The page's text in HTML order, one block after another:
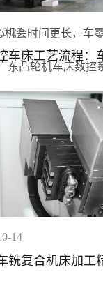
时间更长
东凸轮机车床数控
间，同时也减
关键数据的在位
件、接插件、
作移动向
27
车床工艺流程：
例分享
14
铣复合机床加工